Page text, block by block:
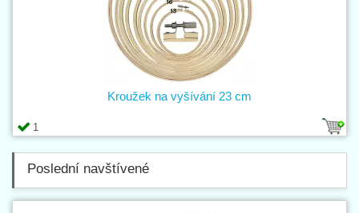
1
Kroužek na vyšívání 23 cm
Poslední navštívené